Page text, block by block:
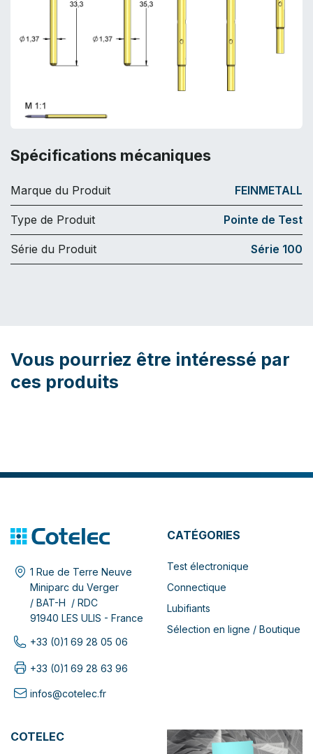
Spécifications mécaniques
Marque du Produit FEINMETALL
Type de Produit Pointe de Test
Série du Produit Série 100
Vous pourriez être intéressé par
ces produits
1 Rue de Terre Neuve
Miniparc du Verger
/ BAT-H / RDC
91940 LES ULIS - France
+33 (0)1 69 28 05 06
+33 (0)1 69 28 63 96
infos@cotelec.fr
CATÉGORIES
Test électronique
Connectique
Lubifiants
Sélection en ligne / Boutique
COTELEC